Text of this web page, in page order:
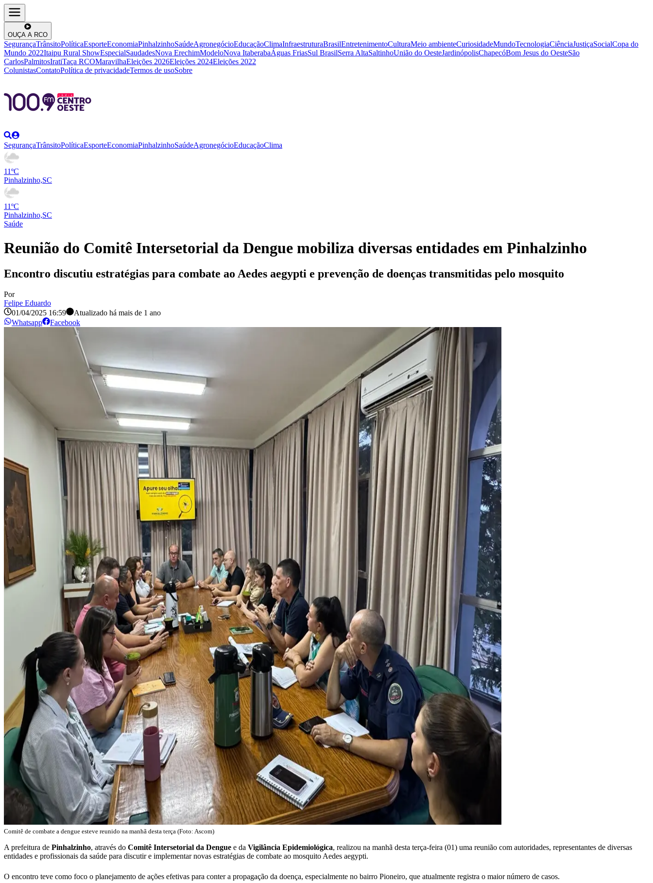
OUÇA A RCO
SegurançaTrânsitoPolíticaEsporteEconomiaPinhalzinhoSaúdeAgronegócioEducaçãoClimaInfraestruturaBrasilEntretenimentoCulturaMeio ambienteCuriosidadeMundoTecnologiaCiênciaJustiçaSocialCopa do
Mundo 2022Itaipu Rural ShowEspecialSaudadesNova ErechimModeloNova ItaberabaÁguas FriasSul BrasilSerra AltaSaltinhoUnião do OesteJardinópolisChapecóBom Jesus do OesteSão
CarlosPalmitosIratiTaça RCOMaravilhaEleições 2026Eleições 2024Eleições 2022
ColunistasContatoPolítica de privacidadeTermos de usoSobre
SegurançaTrânsitoPolíticaEsporteEconomiaPinhalzinhoSaúdeAgronegócioEducaçãoClima
11ºC
Pinhalzinho,SC
11ºC
Pinhalzinho,SC
Saúde
Reunião do Comitê Intersetorial da Dengue mobiliza diversas entidades em Pinhalzinho
Encontro discutiu estratégias para combate ao Aedes aegypti e prevenção de doenças transmitidas pelo mosquito
Por
Felipe Eduardo
01/04/2025 16:59
Atualizado há mais de 1 ano
Whatsapp
Facebook
Comitê de combate a dengue esteve reunido na manhã desta terça (Foto: Ascom)
A prefeitura de Pinhalzinho, através do Comitê Intersetorial da Dengue e da Vigilância Epidemiológica, realizou na manhã desta terça-feira (01) uma reunião com autoridades, representantes de diversas
entidades e profissionais da saúde para discutir e implementar novas estratégias de combate ao mosquito Aedes aegypti.
O encontro teve como foco o planejamento de ações efetivas para conter a propagação da doença, especialmente no bairro Pioneiro, que atualmente registra o maior número de casos.